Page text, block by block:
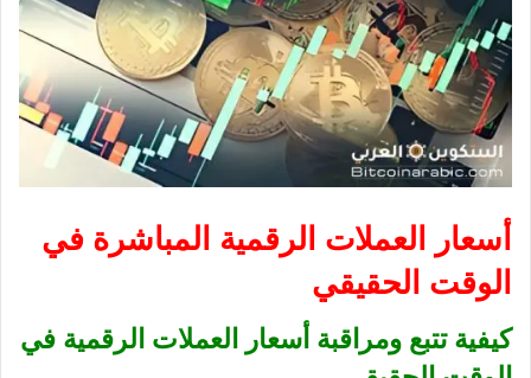
أسعار العملات الرقمية المباشرة في
الوقت الحقيقي
كيفية تتبع ومراقبة أسعار العملات الرقمية في